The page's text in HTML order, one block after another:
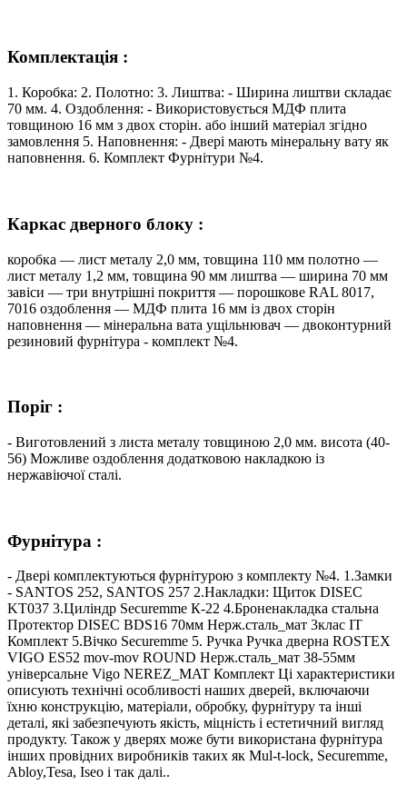
Комплектація :
1. Коробка: 2. Полотно: 3. Лиштва: - Ширина лиштви складає
70 мм. 4. Оздоблення: - Використовується МДФ плита
товщиною 16 мм з двох сторін. або інший матеріал згідно
замовлення 5. Наповнення: - Двері мають мінеральну вату як
наповнення. 6. Комплект Фурнітури №4.
Каркас дверного блоку :
коробка — лист металу 2,0 мм, товщина 110 мм полотно —
лист металу 1,2 мм, товщина 90 мм лиштва — ширина 70 мм
завіси — три внутрішні покриття — порошкове RAL 8017,
7016 оздоблення — МДФ плита 16 мм із двох сторін
наповнення — мінеральна вата ущільнювач — двоконтурний
резиновий фурнітура - комплект №4.
Поріг :
- Виготовлений з листа металу товщиною 2,0 мм. висота (40-
56) Можливе оздоблення додатковою накладкою із
нержавіючої сталі.
Фурнітура :
- Двері комплектуються фурнітурою з комплекту №4. 1.Замки
- SANTOS 252, SANTOS 257 2.Накладки: Щиток DISEC
KT037 3.Циліндр Securemme К-22 4.Броненакладка стальна
Протектор DISEC BDS16 70мм Нерж.сталь_мат 3клас IT
Комплект 5.Вічко Securemme 5. Ручка Ручка дверна ROSTEX
VIGO ES52 mov-mov ROUND Нерж.сталь_мат 38-55мм
універсальне Vigo NEREZ_MAT Комплект Ці характеристики
описують технічні особливості наших дверей, включаючи
їхню конструкцію, матеріали, обробку, фурнітуру та інші
деталі, які забезпечують якість, міцність і естетичний вигляд
продукту. Також у дверях може бути використана фурнітура
інших провідних виробників таких як Mul-t-lock, Securemme,
Abloy,Tesa, Iseo і так далі..